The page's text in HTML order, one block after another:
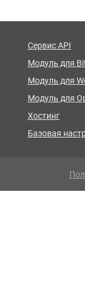
Сервис API
Модуль для
Модуль для
Модуль для
Хостинг
Базовая